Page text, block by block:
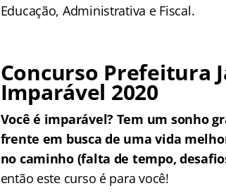
Educação, Administrativa e Fiscal.
Concurso Prefeitura
Imparável 2020
Você é imparável? Tem um sonho
frente em busca de uma vida
no caminho (falta de tempo,
então este curso é para você!